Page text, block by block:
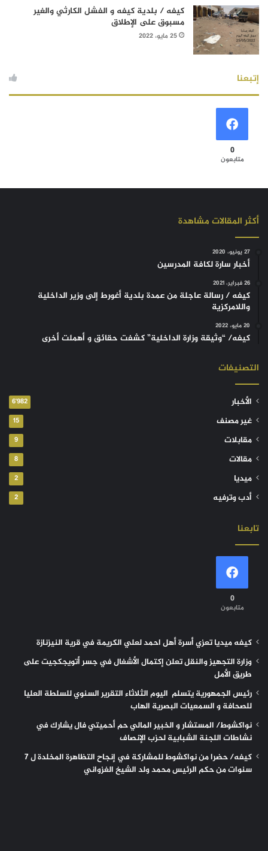
كيفه / بلدية كيفه و الفشل الكارثي والغير
مسبوق على الإطلاق
25 مايو، 2022
إتبعنا
0
متابعون
أكثر المقالات مشاهدة
27 يونيو، 2020
أخبار سارة لكافة المدرسين
26 فبراير، 2021
كيفه / رسالة عاجلة من عمدة بلدية أغورط إلى وزير الداخلية
واللامركزية
20 مايو، 2022
كيفه/ “وثيقة وزارة الداخلية” كشفت حقائق و أهملت أخرى
التصنيفات
الأخبار 6٬982
غير مصنف 15
مقابلات 9
مقالات 8
ميديا 2
أدب وترفيه 2
تابعنا
0
متابعون
كيفه ميديا تعزي أسرة أهل احمد لعلي الكريمة في قرية النيزنازة
وزارة التجهيز والنقل تعلن إكتمال الأشغال في جسر أتويجكجيت على
طريق الأمل
رئيس الجمهورية يتسلم اليوم الثلاثاء التقرير السنوي للسلطة العليا
للصحافة و السمعيات البصرية الهاب
نواكشوط/ المستشار و الخبير المالي حم أحميتي فال يشارك في
نشاطات اللجنة الشبابية لحزب الإنصاف
كيفه/ حضرا من نواكشوط للمشاركة في إنجاح التظاهرة المخلدة ل 7
سنوات من حكم الرئيس محمد ولد الشيخ الغزواني